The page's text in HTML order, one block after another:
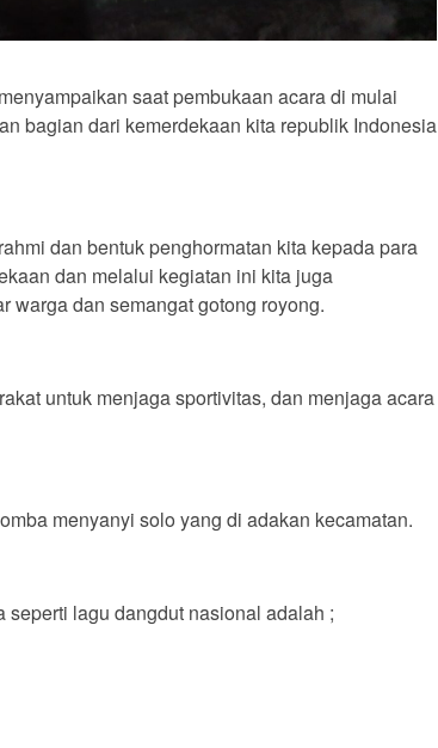
saat pembukaan acara di mulai
bagian dari kemerdekaan kita republik Indonesia
dan bentuk penghormatan kita kepada para
dan melalui kegiatan ini kita juga
warga dan semangat gotong royong.
untuk menjaga sportivitas, dan menjaga acara
menyanyi solo yang di adakan kecamatan.
lagu dangdut nasional adalah ;